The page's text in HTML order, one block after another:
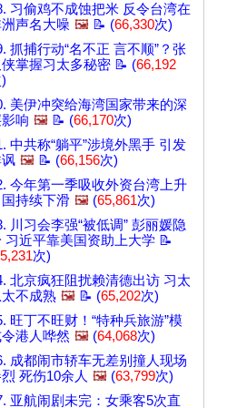
习偷鸡不成蚀把米 反令台湾在
声名大噪 🖼️ 📝 (66,330次)
抓捕行动“名不正 言不顺”？张
侠掌握习太多秘密 📝 (66,192
美伊冲突给海湾国家带来的深
响 🖼️ 📝 (66,170次)
中共称“躺平”涉境外黑手 引发
🖼️ 📝 (66,156次)
今年第一季吸收外资台湾上升
持续下滑 🖼️ (65,861次)
川习会李强“被低调” 彭丽媛隐
习近平靠美国资助上大学 📝
次)
北京疯狂阻扰赖清德出访 习太
不成熟 🖼️ 📝 (65,202次)
旺丁不旺财！“特种兵旅游”模
港人哗然 🖼️ (64,068次)
成都闹市轿车无差别撞人现场
死伤10余人 🖼️ (63,799次)
亚航闹剧未完：女乘客5次直